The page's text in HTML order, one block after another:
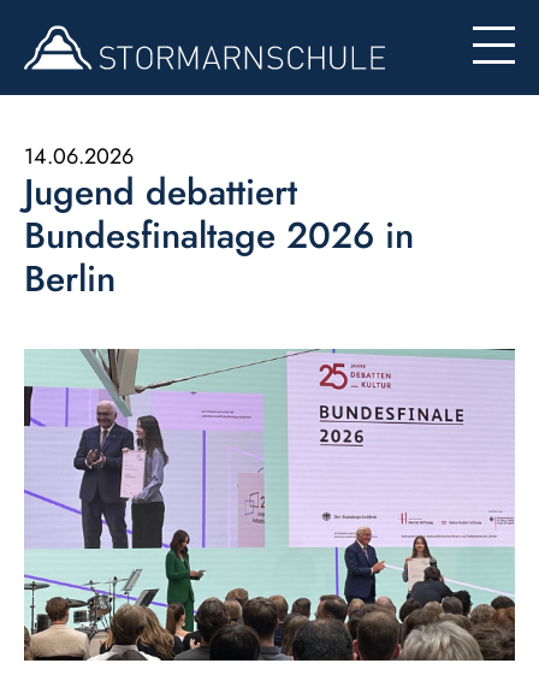
Begabten- und Begabungsförderung (LemaS)
Berufsinfo
Konzept zur Nutzung der Ipads
Für Eltern
Formulare
14.06.2026
Jugend debattiert
Bundesfinaltage 2026 in
Berlin